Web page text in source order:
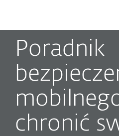
Poradnik
chronić